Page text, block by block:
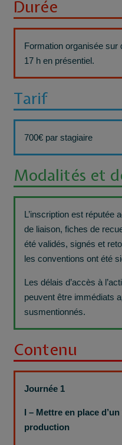
Durée
Formation organisée sur
17 h en présentiel.
Tarif
700€ par stagiaire
Modalités et
L’inscription est réputée
de liaison, fiches de
été validés, signés et
les conventions ont été
Les délais d’accès à
peuvent être immédiats
susmentionnés.
Contenu
Journée 1
I – Mettre en place
production